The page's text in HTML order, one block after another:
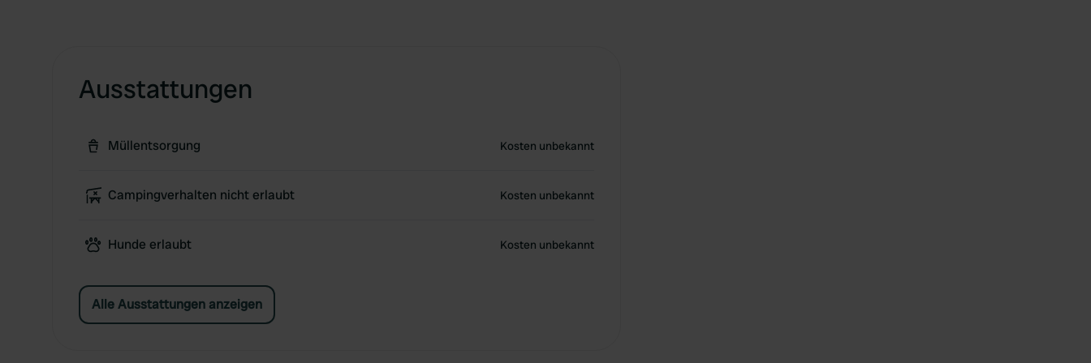
Ausstattungen
Müllentsorgung Kosten unbekannt
Campingverhalten nicht erlaubt Kosten unbekannt
Hunde erlaubt Kosten unbekannt
Alle Ausstattungen anzeigen